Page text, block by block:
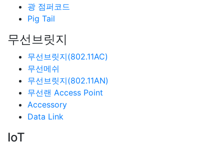
광 점퍼코드
Pig Tail
무선브릿지
무선브릿지(802.11AC)
무선메쉬
무선브릿지(802.11AN)
무선랜 Access Point
Accessory
Data Link
IoT